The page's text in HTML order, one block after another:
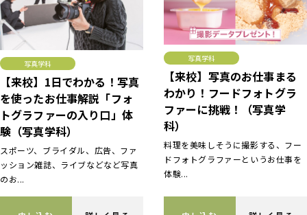
写真学科
【来校】1日でわかる！写真
を使ったお仕事解説「フォ
トグラファーの入り口」体
験（写真学科）
スポーツ、ブライダル、広告、ファ
ッション雑誌、ライブなどなど写真
のお...
写真学科
【来校】写真のお仕事まる
わかり！フードフォトグラ
ファーに挑戦！（写真学
科）
料理を美味しそうに撮影する、フー
ドフォトグラファーというお仕事を
体験...